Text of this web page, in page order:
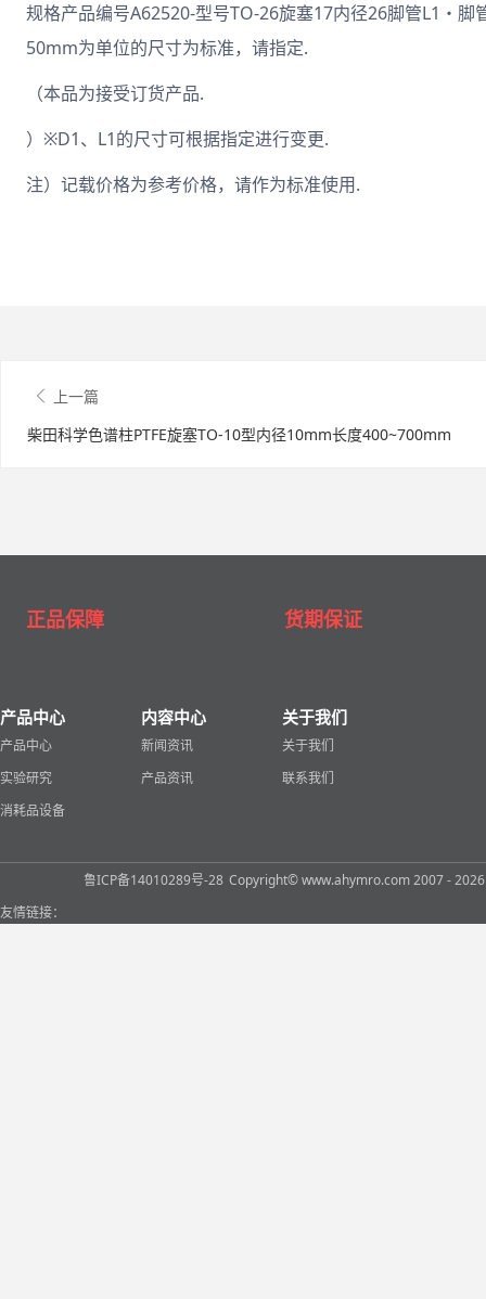
规格产品编号A62520-型号TO-26旋塞17内径26脚管L1・
50mm为单位的尺寸为标准，请指定.
（本品为接受订货产品.
）※D1、L1的尺寸可根据指定进行变更.
注）记载价格为参考价格，请作为标准使用.
上一篇
柴田科学色谱柱PTFE旋塞TO-10型内径10mm长度400~700mm
正品保障 货期保证
产品中心
产品中心
实验研究
消耗品设备
内容中心
新闻资讯
产品资讯
关于我们
关于我们
联系我们
鲁ICP备14010289号-28 Copyright© www.ahymro.com 2007 - 2026
友情链接：